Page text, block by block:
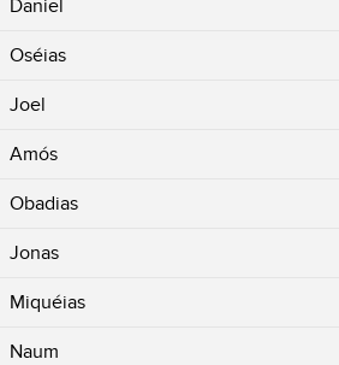
Daniel
Oséias
Joel
Amós
Obadias
Jonas
Miquéias
Naum